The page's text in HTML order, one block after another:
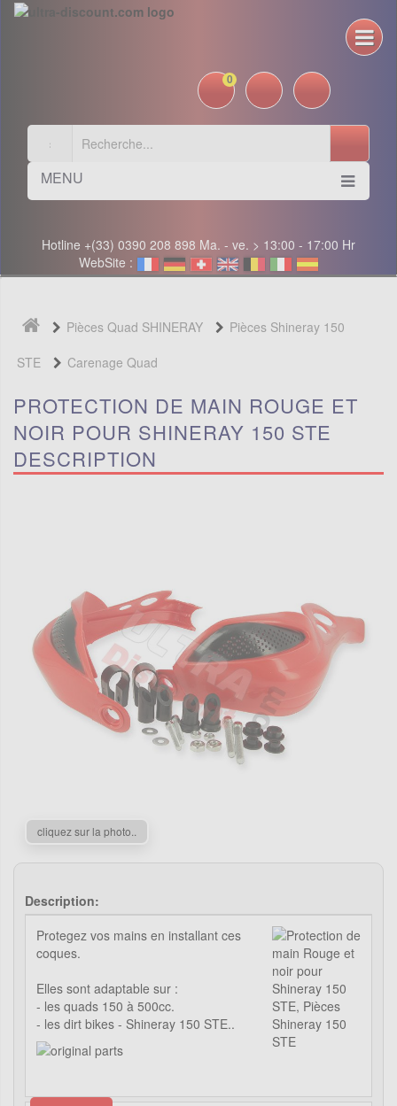
0
MENU
Hotline +(33) 0390 208 898 Ma. - ve. > 13:00 - 17:00 Hr
WebSite :
Pièces Quad SHINERAY
Pièces Shineray 150
STE
Carenage Quad
PROTECTION DE MAIN ROUGE ET
NOIR POUR SHINERAY 150 STE
DESCRIPTION
cliquez sur la photo..
Description:
Protegez vos mains en installant ces
coques.
Elles sont adaptable sur :
- les quads 150 à 500cc.
- les dirt bikes - Shineray 150 STE..